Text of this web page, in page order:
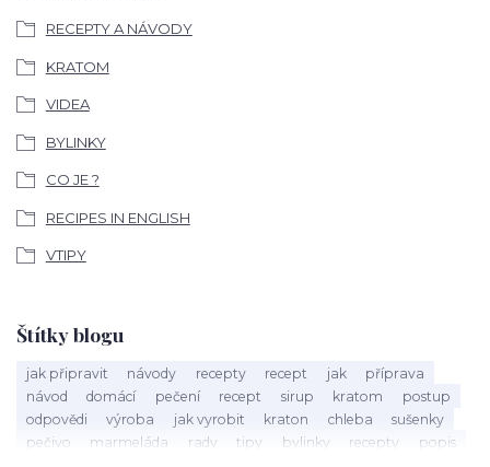
RECEPTY A NÁVODY
KRATOM
VIDEA
BYLINKY
CO JE ?
RECIPES IN ENGLISH
VTIPY
Štítky blogu
jak připravit návody recepty recept jak
příprava
návod
domácí pečení recept sirup kratom
postup
odpovědi
výroba jak vyrobit kraton chleba
sušenky
pečivo
marmeláda rady tipy bylinky recepty
popis